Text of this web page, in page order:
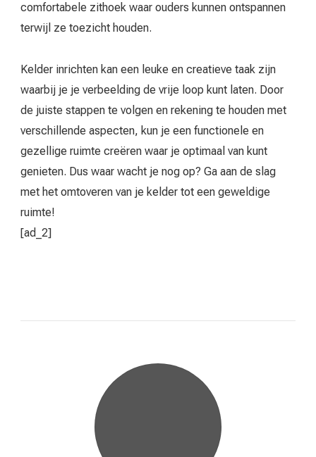
comfortabele zithoek waar ouders kunnen ontspannen
terwijl ze toezicht houden.
Kelder inrichten kan een leuke en creatieve taak zijn
waarbij je je verbeelding de vrije loop kunt laten. Door
de juiste stappen te volgen en rekening te houden met
verschillende aspecten, kun je een functionele en
gezellige ruimte creëren waar je optimaal van kunt
genieten. Dus waar wacht je nog op? Ga aan de slag
met het omtoveren van je kelder tot een geweldige
ruimte!
[ad_2]